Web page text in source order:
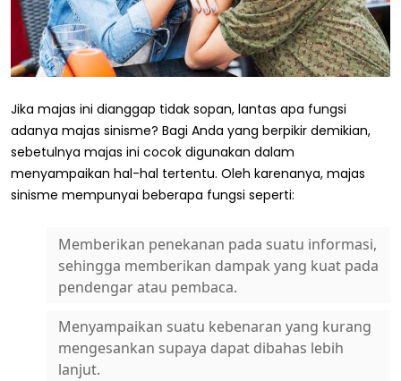
Jika majas ini dianggap tidak sopan, lantas apa fungsi
adanya majas sinisme? Bagi Anda yang berpikir demikian,
sebetulnya majas ini cocok digunakan dalam
menyampaikan hal-hal tertentu. Oleh karenanya, majas
sinisme mempunyai beberapa fungsi seperti:
Memberikan penekanan pada suatu informasi,
sehingga memberikan dampak yang kuat pada
pendengar atau pembaca.
Menyampaikan suatu kebenaran yang kurang
mengesankan supaya dapat dibahas lebih
lanjut.